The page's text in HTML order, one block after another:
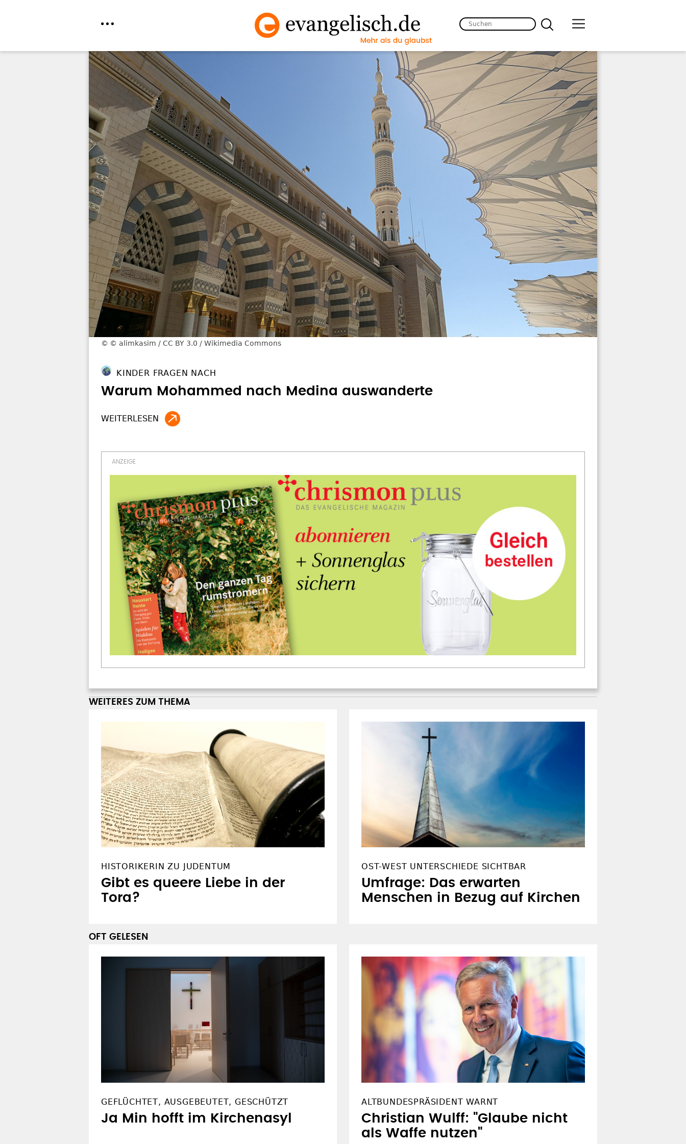
© alimkasim / CC BY 3.0 / Wikimedia Commons
KINDER FRAGEN NACH
Warum Mohammed nach Medina auswanderte
WEITERES ZUM THEMA
HISTORIKERIN ZU JUDENTUM
Gibt es queere Liebe in der
Tora?
OST-WEST UNTERSCHIEDE SICHTBAR
Umfrage: Das erwarten
Menschen in Bezug auf Kirchen
OFT GELESEN
GEFLÜCHTET, AUSGEBEUTET, GESCHÜTZT
Ja Min hofft im Kirchenasyl
ALTBUNDESPRÄSIDENT WARNT
Christian Wulff: "Glaube nicht
als Waffe nutzen"